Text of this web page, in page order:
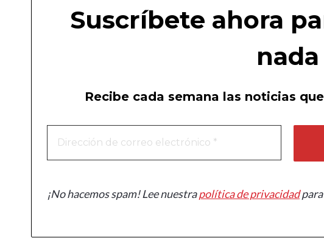
Suscríbete ahora
nada
Recibe cada semana las noticias
¡No hacemos spam! Lee nuestrapolítica de privacidadpara